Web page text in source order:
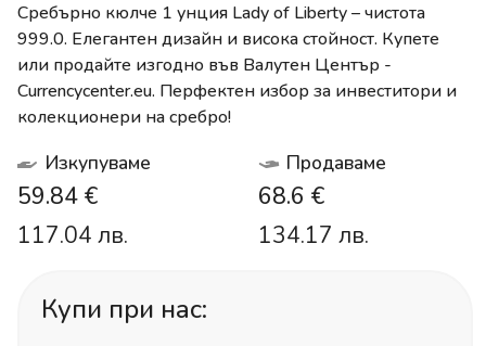
Сребърно кюлче 1 унция Lady of Liberty – чистота
999.0. Елегантен дизайн и висока стойност. Купете
или продайте изгодно във Валутен Център -
Currencycenter.eu. Перфектен избор за инвеститори и
колекционери на сребро!
Изкупуваме
59.84 €
117.04 лв.
Продаваме
68.6 €
134.17 лв.
Купи при нас: